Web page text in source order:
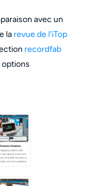
avec un
la revue de l'iTop
recordfab
options